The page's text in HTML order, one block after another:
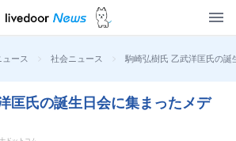
ュース > 社会ニュース > 駒崎弘樹氏 乙武洋匡氏の
匡氏の誕生日会に集まったメデ